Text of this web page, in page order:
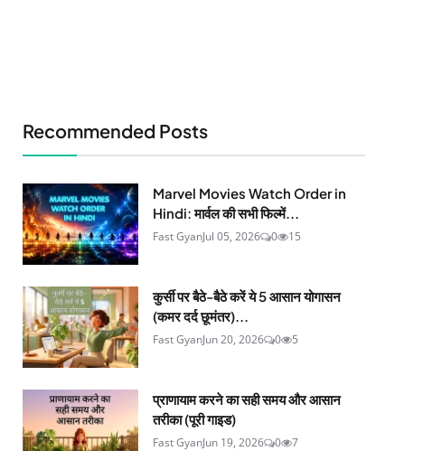
Recommended Posts
Marvel Movies Watch Order in
Hindi: मार्वल की सभी फिल्में...
Fast GyanJul 05, 2026 0 15
कुर्सी पर बैठे-बैठे करें ये 5 आसान योगासन
(कमर दर्द छूमंतर)...
Fast GyanJun 20, 2026 0 5
प्राणायाम करने का सही समय और आसान
तरीका (पूरी गाइड)
Fast GyanJun 19, 2026 0 7